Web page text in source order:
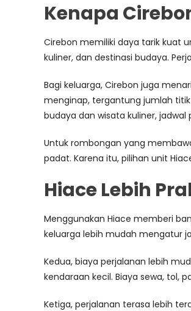
Kenapa
Cirebon memiliki daya tarik kuat
kuliner, dan destinasi budaya.
Bagi keluarga, Cirebon juga
menginap, tergantung jumlah
budaya dan wisata kuliner, jadwal
Untuk rombongan yang
padat. Karena itu, pilihan unit
Hiace Lebih
Menggunakan Hiace memberi
keluarga lebih mudah mengatur
Kedua, biaya perjalanan lebih
kendaraan kecil. Biaya sewa, tol,
Ketiga, perjalanan terasa lebih